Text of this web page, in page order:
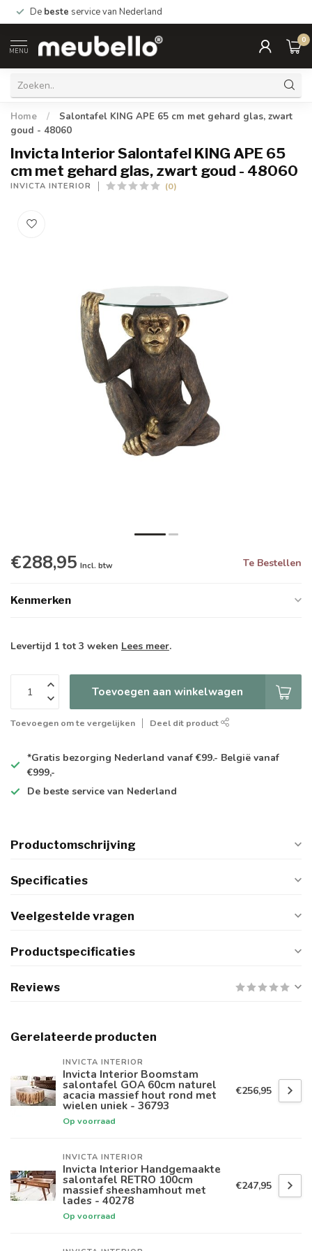
De beste service van Nederland
MENU
0
Home /
Salontafel KING APE 65 cm met gehard glas, zwart
goud - 48060
Invicta Interior Salontafel KING APE 65
cm met gehard glas, zwart goud - 48060
INVICTA INTERIOR (0)
€288,95 Incl. btw Te Bestellen
Kenmerken
Levertijd 1 tot 3 weken Lees meer.
Toevoegen aan winkelwagen
Toevoegen om te vergelijken Deel dit product
*Gratis bezorging Nederland vanaf €99.- België vanaf
€999,-
De beste service van Nederland
Productomschrijving
Specificaties
Veelgestelde vragen
Productspecificaties
Reviews
Gerelateerde producten
INVICTA INTERIOR
Invicta Interior Boomstam
salontafel GOA 60cm naturel
acacia massief hout rond met
wielen uniek - 36793
Op voorraad
€256,95
INVICTA INTERIOR
Invicta Interior Handgemaakte
salontafel RETRO 100cm
massief sheeshamhout met
lades - 40278
Op voorraad
€247,95